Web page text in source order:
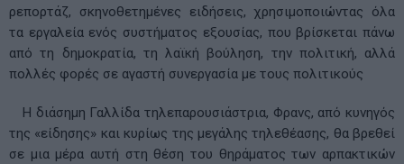
ρεπορτάζ, σκηνοθετημένες ειδήσεις, χρησιμοποιώντας όλα
τα εργαλεία ενός συστήματος εξουσίας, που βρίσκεται πάνω
από τη δημοκρατία, τη λαϊκή βούληση, την πολιτική, αλλά
πολλές φορές σε αγαστή συνεργασία με τους πολιτικούς
Η διάσημη Γαλλίδα τηλεπαρουσιάστρια, Φρανς, από κυνηγός
της «είδησης» και κυρίως της μεγάλης τηλεθέασης, θα βρεθεί
σε μια μέρα αυτή στη θέση του θηράματος των αρπακτικών